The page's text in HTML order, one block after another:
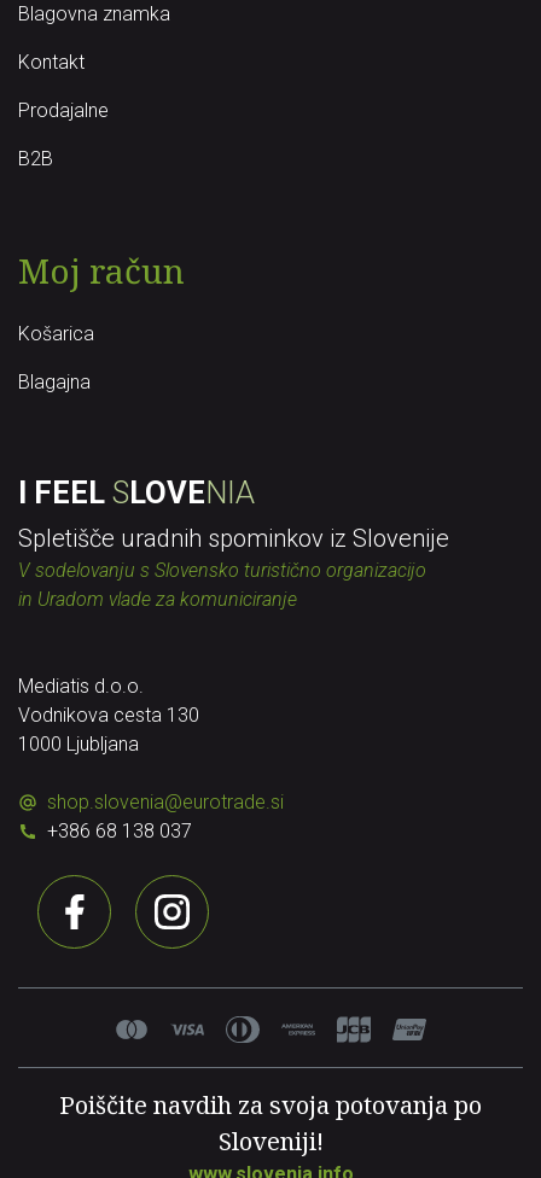
Blagovna znamka
Kontakt
Prodajalne
B2B
Moj račun
Košarica
Blagajna
I FEEL SLOVENIA
Spletišče uradnih spominkov iz Slovenije
V sodelovanju s Slovensko turistično organizacijo
in Uradom vlade za komuniciranje
Mediatis d.o.o.
Vodnikova cesta 130
1000 Ljubljana
shop.slovenia@eurotrade.si
+386 68 138 037
Poiščite navdih za svoja potovanja po
Sloveniji!
www.slovenia.info